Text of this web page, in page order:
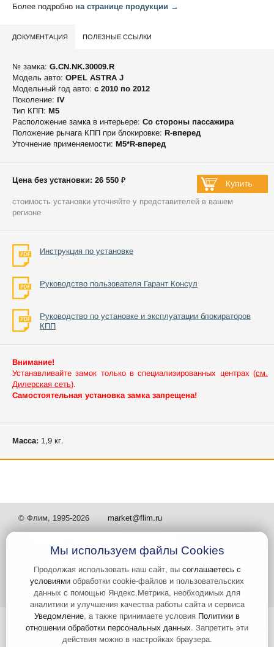
Более подробно на странице продукции →
ДОКУМЕНТАЦИЯ ПОЛЕЗНЫЕ ССЫЛКИ
№ замка: G.CN.NK.30009.R
Модель авто: OPEL ASTRA J
Модельный год авто: c 2010 по 2012
Поколение: IV
Тип КПП: М5
Расположение замка в интерьере: Со стороны пассажира
Положение рычага КПП при блокировке: R-вперед
Уточнение применяемости: М5*R-вперед
Цена без установки: 26 550 ₽
стоимость установки уточняйте у представителей в вашем
регионе
Инструкция по установке
Руководство пользователя Гарант Консул
Руководство по установке и эксплуатации блокираторов
КПП
Внимание!
Устанавливайте замок только в специализированных центрах (см.
Дилерская сеть).
Самостоятельная установка замка запрещена!
Масса: 1,9 кг.
© Флим, 1995-2026 market@flim.ru
Задать вопрос Контакты
Интернет-сайт носит информационный характер и не является
публичной офертой, которая определяется положениями статьи 437
Гражданского кодекса РФ. Информация о характеристиках и
Мы используем файлы Cookies
Продолжая использовать наш сайт, вы соглашаетесь с
условиями обработки cookie-файлов и пользовательских
данных с помощью Яндекс.Метрика, необходимых для
аналитики и улучшения качества работы сайта и сервиса
Уведомление, а также принимаете условия Политики в
отношении обработки персональных данных. Запретить эти
действия можно в настройках браузера.